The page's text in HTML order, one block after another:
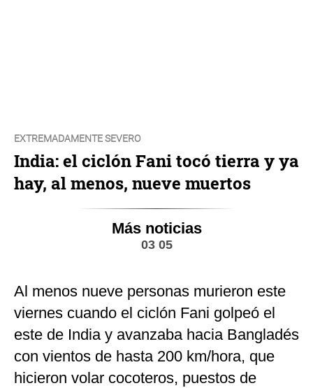
EXTREMADAMENTE SEVERO
India: el ciclón Fani tocó tierra y ya
hay, al menos, nueve muertos
Más noticias
03 05
Al menos nueve personas murieron este
viernes cuando el ciclón Fani golpeó el
este de India y avanzaba hacia Bangladés
con vientos de hasta 200 km/hora, que
hicieron volar cocoteros, puestos de